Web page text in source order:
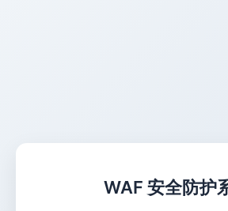
WAF 安全防护